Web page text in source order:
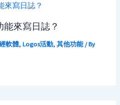
來寫日誌？
軟體,Logos活動,其他功能/ By